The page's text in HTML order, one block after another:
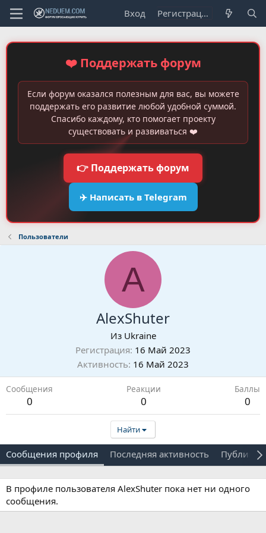
Вход Регистрация
❤️ Поддержать форум
Если форум оказался полезным для вас, вы можете
поддержать его развитие любой удобной суммой.
Спасибо каждому, кто помогает проекту
существовать и развиваться ❤️
👉 Поддержать форум
✈️ Написать в Telegram
Пользователи
A
AlexShuter
Из Ukraine
Регистрация 16 Май 2023
Активность 16 Май 2023
Сообщения
0
Реакции
0
Баллы
0
Найти
Сообщения профиля Последняя активность
В профиле пользователя AlexShuter пока нет ни одного
сообщения.